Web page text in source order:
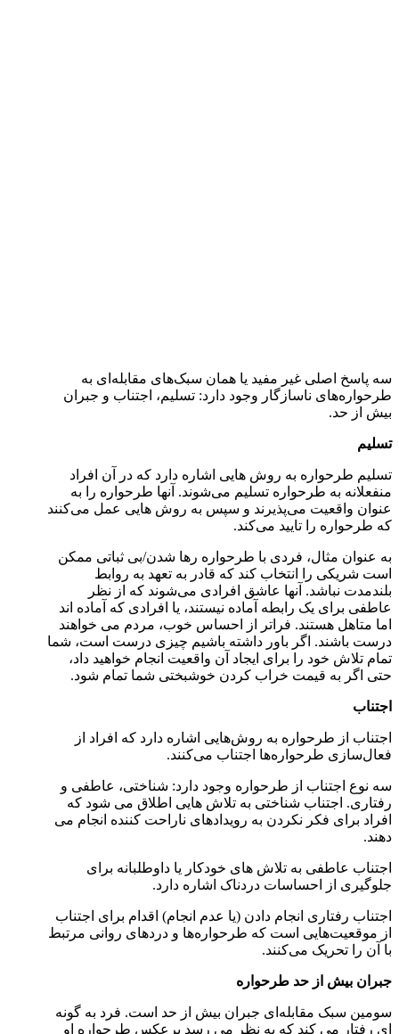
سه پاسخ اصلی غیر مفید یا همان سبک‌های مقابله‌ای به
طرحواره‌های ناسازگار وجود دارد: تسلیم، اجتناب و جبران
بیش از حد.
تسلیم
تسلیم طرحواره به روش هایی اشاره دارد که در آن افراد
منفعلانه به طرحواره تسلیم می‌شوند. آنها طرحواره را به
عنوان واقعیت می‌پذیرند و سپس به روش هایی عمل می‌کنند
که طرحواره را تایید می‌کند.
به عنوان مثال، فردی با طرحواره رها شدن/بی ثباتی ممکن
است شریکی را انتخاب کند که قادر به تعهد به روابط
بلندمدت نباشد. آنها عاشق افرادی می‌شوند که از نظر
عاطفی برای یک رابطه آماده نیستند، یا افرادی که آماد‌ه اند
اما متاهل هستند. فراتر از احساس خوب، مردم می خواهند
درست باشند. اگر باور داشته باشیم چیزی درست است، شما
تمام تلاش خود را برای ایجاد آن واقعیت انجام خواهید داد،
حتی اگر به قیمت خراب کردن خوشبختی شما تمام شود.
اجتناب
اجتناب از طرحواره به روش‌هایی اشاره دارد که افراد از
فعال‌سازی طرحواره‌ها اجتناب می‌کنند.
سه نوع اجتناب از طرحواره وجود دارد: شناختی، عاطفی و
رفتاری. اجتناب شناختی به تلاش هایی اطلاق می شود که
افراد برای فکر نکردن به رویدادهای ناراحت کننده انجام می
دهند.
اجتناب عاطفی به تلاش های خودکار یا داوطلبانه برای
جلوگیری از احساسات دردناک اشاره دارد.
اجتناب رفتاری انجام دادن (یا عدم انجام) اقدام برای اجتناب
از موقعیت‌هایی است که طرحواره‌ها و دردهای روانی مرتبط
با آن را تحریک می‌کنند.
جبران بیش از حد طرحواره
سومین سبک مقابله‌ای جبران بیش از حد است. فرد به گونه
ای رفتار می کند که به نظر می رسد برعکس طرحواره او